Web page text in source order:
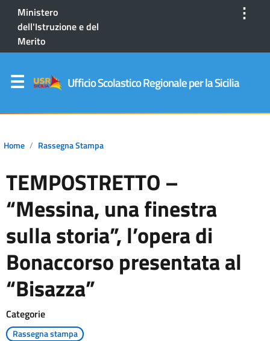
Ministero
dell'Istruzione e del
Merito
⋮
Ufficio Scolastico Regionale per la Sicilia
Home Rassegna Stampa
TEMPOSTRETTO –
“Messina, una finestra
sulla storia”, l’opera di
Bonaccorso presentata al
“Bisazza”
Categorie
Rassegna stampa